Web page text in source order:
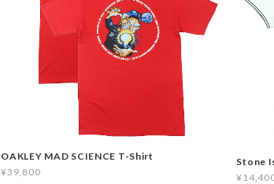
OAKLEY MAD SCIENCE T-Shirt
¥39,800
Stone